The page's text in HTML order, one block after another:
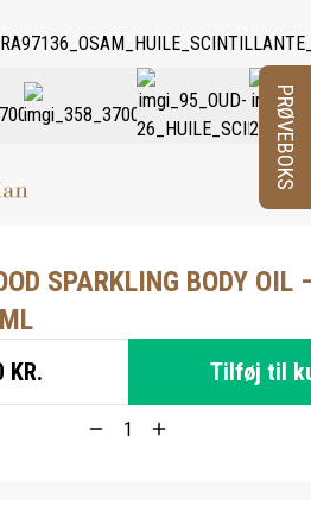
SPARKLING BODY OIL
KR. Tilføj til
PRØVEBOKS